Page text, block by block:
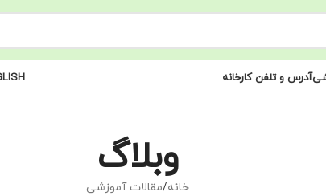
آدرس و تلفن کارخانه
وبلاگ
خانه مقالات آموزشی